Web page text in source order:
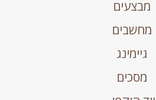
מבצעים
מחשבים
גיימינג
מסכים